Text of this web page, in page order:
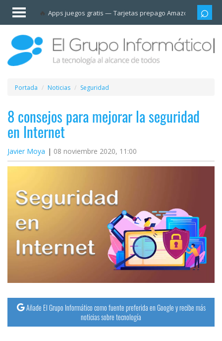
Apps juegos gratis Tarjetas prepago Amazon
Invitado
Iniciar
sesión /
Registrarse
Esenciales
Móviles
Ofertas
Apps
Redes
Plataformas
streaming
Operadores
Trucos
y
Tutoriales
Portada Noticias Seguridad
8 consejos para mejorar la seguridad
en Internet
Javier Moya 08 noviembre 2020, 11:00
Añade El Grupo Informático como fuente preferida en Google y recibe más
noticias sobre tecnología